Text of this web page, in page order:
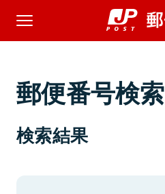
郵便番号検索
検索結果